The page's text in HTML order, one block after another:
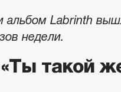
альбом Labrinth
недели.
такой